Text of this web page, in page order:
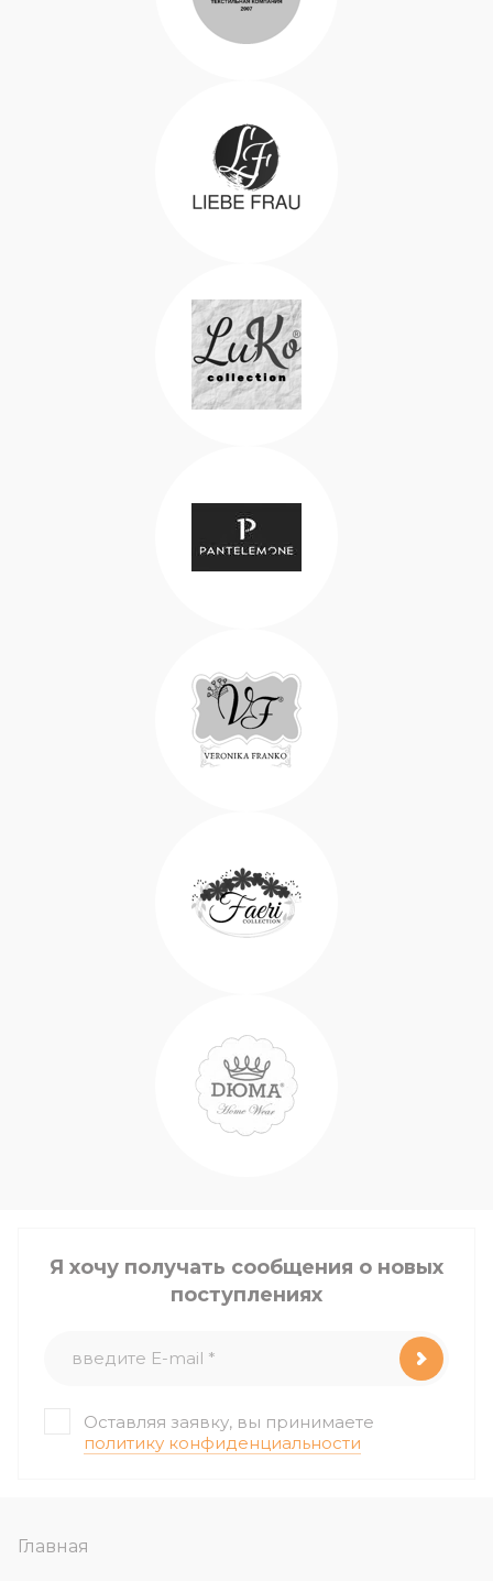
Главная
Я хочу получать сообщения о новых
поступлениях
Оставляя заявку, вы принимаете
политику конфиденциальности